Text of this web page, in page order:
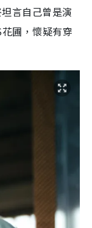
言自己曾是演
圃，懷疑有穿